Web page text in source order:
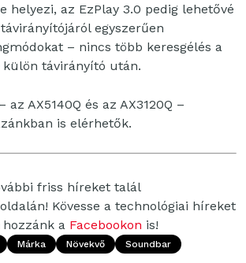
helyezi, az EzPlay 3.0 pedig lehetővé
egyszerűen
– nincs több keresgélés a
külön távirányító után.
AX5140Q és az AX3120Q –
is elérhetők.
friss híreket talál
Kövesse a technológiai híreket
a Facebookon is!
Márka Növekvő Soundbar